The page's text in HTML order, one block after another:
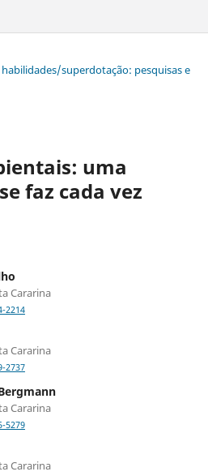
habilidades/superdotação: pesquisas e
uma
faz cada vez
Cararina
2214
Cararina
2737
Cararina
5279
Cararina